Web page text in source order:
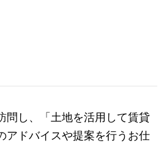
問し、「土地を活用して賃貸
アドバイスや提案を行うお仕